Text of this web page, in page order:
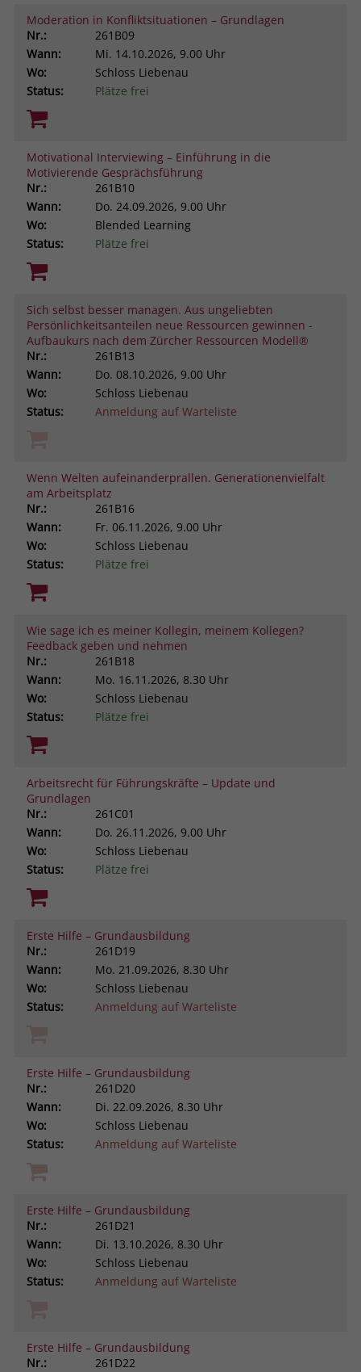
Moderation in Konfliktsituationen – Grundlagen
Nr.:
261B09
Wann:
Mi. 14.10.2026, 9.00 Uhr
Wo:
Schloss Liebenau
Status:
Plätze frei
Motivational Interviewing – Einführung in die
Motivierende Gesprächsführung
Nr.:
261B10
Wann:
Do. 24.09.2026, 9.00 Uhr
Wo:
Blended Learning
Status:
Plätze frei
Sich selbst besser managen. Aus ungeliebten
Persönlichkeitsanteilen neue Ressourcen gewinnen -
Aufbaukurs nach dem Zürcher Ressourcen Modell®
Nr.:
261B13
Wann:
Do. 08.10.2026, 9.00 Uhr
Wo:
Schloss Liebenau
Status:
Anmeldung auf Warteliste
Wenn Welten aufeinanderprallen. Generationenvielfalt
am Arbeitsplatz
Nr.:
261B16
Wann:
Fr. 06.11.2026, 9.00 Uhr
Wo:
Schloss Liebenau
Status:
Plätze frei
Wie sage ich es meiner Kollegin, meinem Kollegen?
Feedback geben und nehmen
Nr.:
261B18
Wann:
Mo. 16.11.2026, 8.30 Uhr
Wo:
Schloss Liebenau
Status:
Plätze frei
Arbeitsrecht für Führungskräfte – Update und
Grundlagen
Nr.:
261C01
Wann:
Do. 26.11.2026, 9.00 Uhr
Wo:
Schloss Liebenau
Status:
Plätze frei
Erste Hilfe – Grundausbildung
Nr.:
261D19
Wann:
Mo. 21.09.2026, 8.30 Uhr
Wo:
Schloss Liebenau
Status:
Anmeldung auf Warteliste
Erste Hilfe – Grundausbildung
Nr.:
261D20
Wann:
Di. 22.09.2026, 8.30 Uhr
Wo:
Schloss Liebenau
Status:
Anmeldung auf Warteliste
Erste Hilfe – Grundausbildung
Nr.:
261D21
Wann:
Di. 13.10.2026, 8.30 Uhr
Wo:
Schloss Liebenau
Status:
Anmeldung auf Warteliste
Erste Hilfe – Grundausbildung
Nr.:
261D22